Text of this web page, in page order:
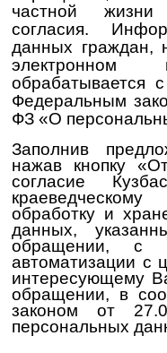
частной
согласия.
данных граждан,
обрабатывается
Федеральным
ФЗ «О
Заполнив
нажав кнопку
согласие
обработку и
данных,
обращении, с
автоматизации с
интересующему
обращении, в
законом от
персональных